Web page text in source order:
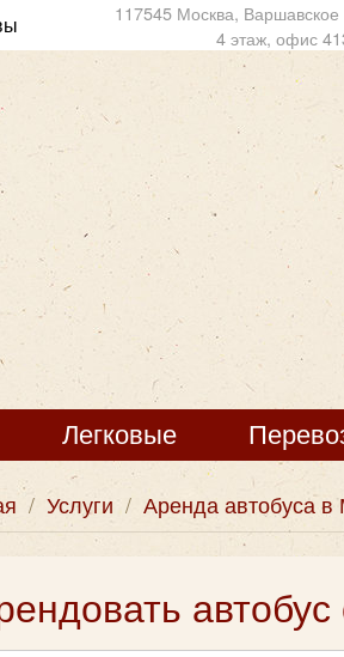
117545 Москва,
4 этаж, офис
Легковые
/ Услуги / Аренда автобуса в